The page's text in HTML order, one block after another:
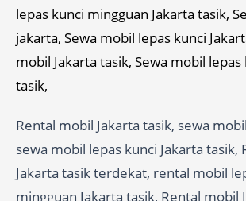
lepas kunci mingguan Jakarta tasik,
jakarta, Sewa mobil lepas kunci
mobil Jakarta tasik, Sewa mobil lepas
tasik,
Rental mobil Jakarta tasik, sewa
sewa mobil lepas kunci Jakarta tasik,
Jakarta tasik terdekat, rental mobil
mingguan Jakarta tasik, Rental mobil